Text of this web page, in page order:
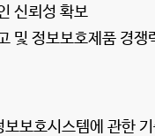
신뢰성 확보
및 정보보호제품 경쟁
보호시스템에 관한